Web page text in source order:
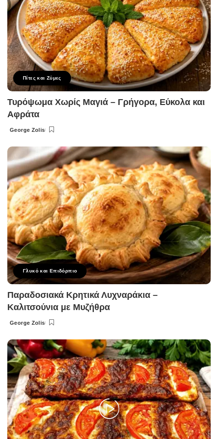
Πίτες και Ζύμες
Τυρόψωμα Χωρίς Μαγιά – Γρήγορα, Εύκολα και
Αφράτα
Posted
George Zolis
Γλυκό και Επιδόρπιο
Παραδοσιακά Κρητικά Λυχναράκια –
Καλιτσούνια με Μυζήθρα
Posted
George Zolis